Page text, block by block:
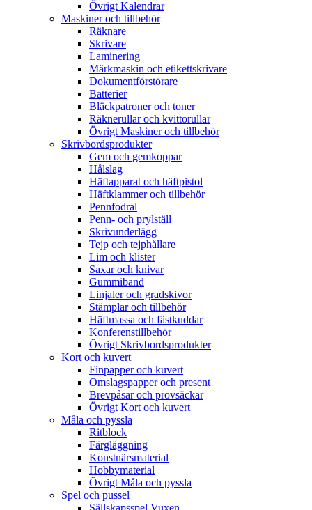
Övrigt Kalendrar
Maskiner och tillbehör
Räknare
Skrivare
Laminering
Märkmaskin och etikettskrivare
Dokumentförstörare
Batterier
Bläckpatroner och toner
Räknerullar och kvittorullar
Övrigt Maskiner och tillbehör
Skrivbordsprodukter
Gem och gemkoppar
Hålslag
Häftapparat och häftpistol
Häftklammer och tillbehör
Pennfodral
Penn- och prylställ
Skrivunderlägg
Tejp och tejphållare
Lim och klister
Saxar och knivar
Gummiband
Linjaler och gradskivor
Stämplar och tillbehör
Häftmassa och fästkuddar
Konferenstillbehör
Övrigt Skrivbordsprodukter
Kort och kuvert
Finpapper och kuvert
Omslagspapper och present
Brevpåsar och provsäckar
Övrigt Kort och kuvert
Måla och pyssla
Ritblock
Färgläggning
Konstnärsmaterial
Hobbymaterial
Övrigt Måla och pyssla
Spel och pussel
Sällskapsspel Vuxen